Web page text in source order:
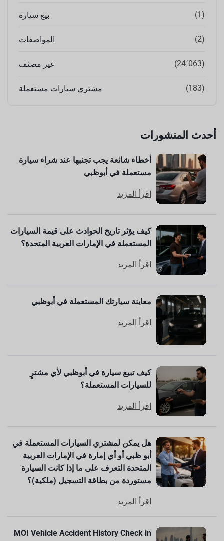
بيع سيارة (1)
المواصفات (2)
غير مصنف (24٬063)
مشتري سيارات مستعملة (183)
أحدث المنشورات
أخطاء شائعة يجب تجنبها عند شراء سيارة
مستعملة في أبوظبي
اقرأ المزيد
كيف يؤثر تاريخ الحوادث على قيمة السيارات
المستعملة في الإمارات العربية المتحدة؟
اقرأ المزيد
معاينة سيارتك المستعملة في أبوظبي
اقرأ المزيد
كيف تبيع سيارة في أبوظبي لأي مشترٍ
للسيارات المستعملة؟
اقرأ المزيد
هل يمكن لمشتري السيارات المستعملة في
أبو ظبي أو أي إمارة في الإمارات العربية
المتحدة التعرف على ما إذا كانت السيارة
مستوردة من بطاقة التسجيل (ملكية)؟
اقرأ المزيد
MOI Vehicle Accident History Check in